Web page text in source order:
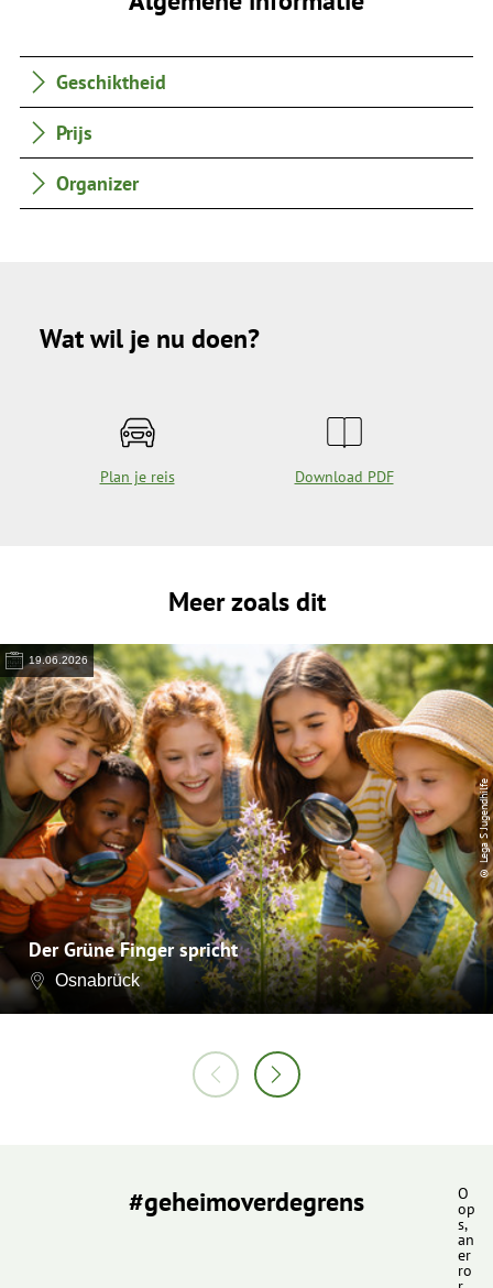
Geschiktheid
Prijs
Organizer
Wat wil je nu doen?
Plan je reis Download PDF
Meer zoals dit
19.06.2026
Der Grüne Finger spricht
Osnabrück
© Lega S Jugendhilfe
#geheimoverdegrens O
op
s,
an
er
ro